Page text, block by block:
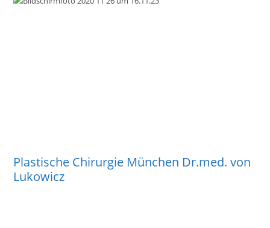
Plastische Chirurgie München Dr.med. von
Lukowicz